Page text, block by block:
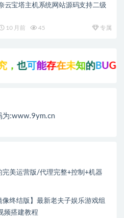
云宝塔主机系统网站源码支持二级
10 月前 45 专属
也 可能 存在未知的BUG与
为:www.9ym.cn
完美运营版/代理完整+控制+机器
终结版】最新老夫子娱乐游戏组
频搭建教程